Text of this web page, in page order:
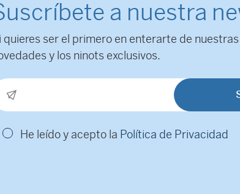
a nuestra
quieres ser el primero en enterarte de
y los ninots exclusivos.
He leído y acepto la Política de Privacidad